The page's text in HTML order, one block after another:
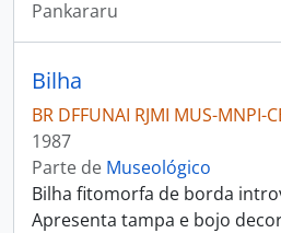
Pankararu
Bilha
BR DFFUNAI RJMI MUS-MNPI-
1987
Parte de Museológico
Bilha fitomorfa de borda
Apresenta tampa e bojo